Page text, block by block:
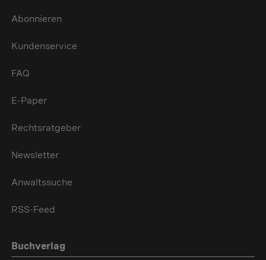
Abonnieren
Kundenservice
FAQ
E-Paper
Rechtsratgeber
Newsletter
Anwaltssuche
RSS-Feed
Buchverlag